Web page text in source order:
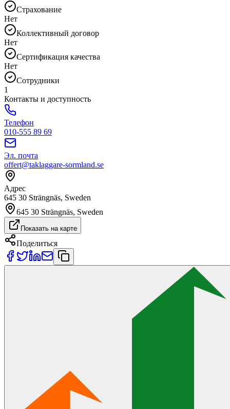
Страхование
Нет
Коллективный договор
Нет
Сертификация качества
Нет
Сотрудники
1
Контакты и доступность
Телефон
010-555 89 69
Эл. почта
offert@taklaggare-sormland.se
Адрес
645 30 Strängnäs, Sweden
645 30 Strängnäs, Sweden
Показать на карте
Поделиться